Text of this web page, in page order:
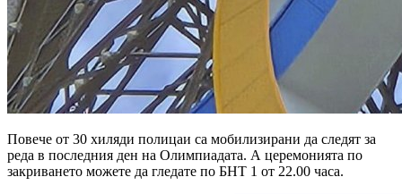
Повече от 30 хиляди полицаи са мобилизирани да следят за
реда в последния ден на Олимпиадата. А церемонията по
закриването можете да гледате по БНТ 1 от 22.00 часа.